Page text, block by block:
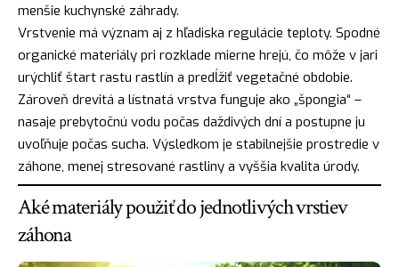
menšie kuchynské záhrady.
Vrstvenie má význam aj z hľadiska regulácie teploty. Spodné
organické materiály pri rozklade mierne hrejú, čo môže v jari
urýchliť štart rastu rastlín a predĺžiť vegetačné obdobie.
Zároveň drevitá a lístnatá vrstva funguje ako „špongia“ –
nasaje prebytočnú vodu počas daždivých dní a postupne ju
uvoľňuje počas sucha. Výsledkom je stabilnejšie prostredie v
záhone, menej stresované rastliny a vyššia kvalita úrody.
Aké materiály použiť do jednotlivých vrstiev
záhona